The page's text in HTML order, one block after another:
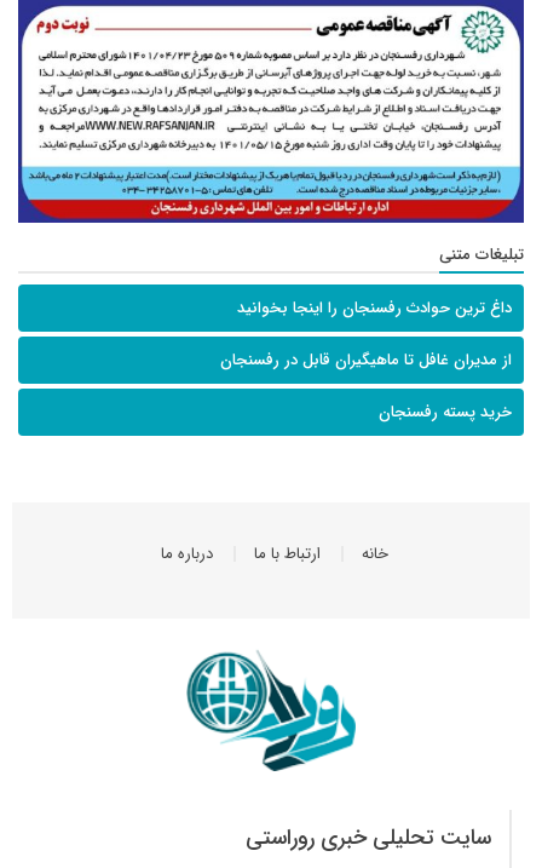
تبلیغات متنی
داغ ترین حوادث رفسنجان را اینجا بخوانید
از مدیران غافل تا ماهیگیران قابل در رفسنجان
خرید پسته رفسنجان
خانه ارتباط با ما درباره ما
سایت تحلیلی خبری روراستی